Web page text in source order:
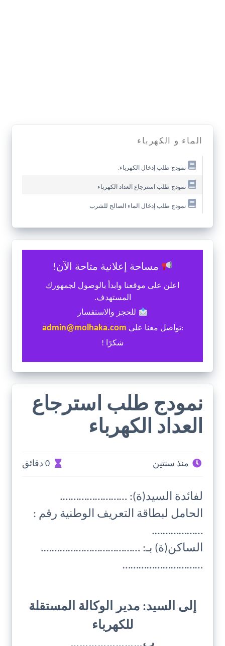
الماء و الكهرباء
نمودج طلب إدخال الكهرباء.
نمودج طلب استرجاع العداد الكهرباء
نمودج طلب إدخال الماء الصالح للشرب
مساحة إعلانية متاحة الآن!
اعلن على موقعنا وابدأ بالوصول لجمهورك
المستهدف.
للحجز والاستفسار
:تواصل معنا على admin@molhaka.com
شكرًا !
نمودج طلب استرجاع
العداد الكهرباء
منذ سنتين 0 دقائق
لفائدة السيد(ة): …………………….
الحامل لبطاقة التعريف الوطنية رقم :
……………….
الساكن(ة) بـ: ……………………………….
…………………………
إلى السيد: مدير الوكالة المستقلة
للكهرباء